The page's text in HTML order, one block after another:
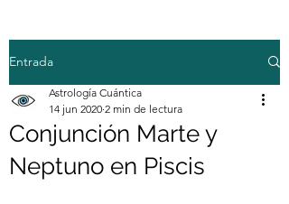
Entrada
Conjunción Marte y
Neptuno en Piscis
Astrología Cuántica
14 jun 2020 2 min de lectura